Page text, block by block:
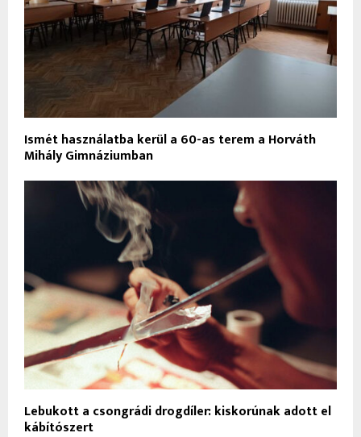
Ismét használatba kerül a 60-as terem a Horváth
Mihály Gimnáziumban
Lebukott a csongrádi drogdíler: kiskorúnak adott el
kábítószert